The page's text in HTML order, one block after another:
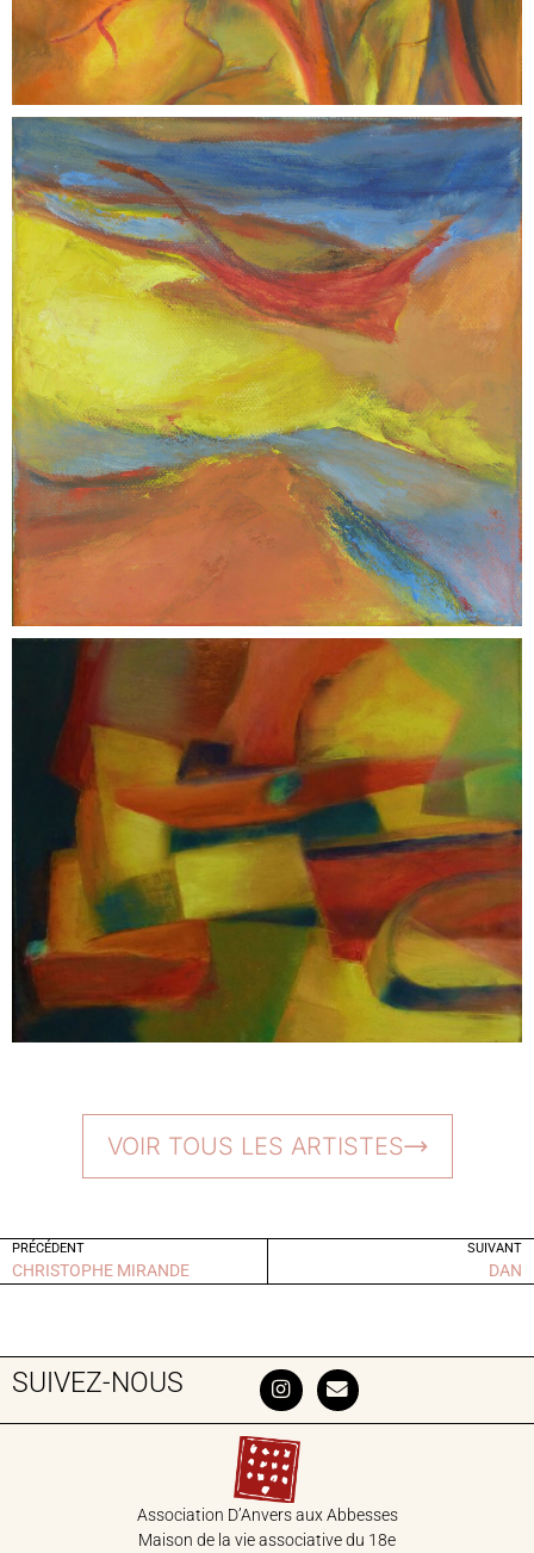
VOIR TOUS LES ARTISTES
PRÉCÉDENT
CHRISTOPHE MIRANDE
SUIVANT
DAN
SUIVEZ-NOUS
Association D’Anvers aux Abbesses
Maison de la vie associative du 18‎e